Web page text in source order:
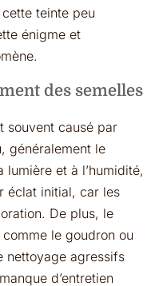
teinte peu
énigme et
des semelles
souvent causé par
généralement le
lumière et à l’humidité,
éclat initial, car les
De plus, le
le goudron ou
nettoyage agressifs
d’entretien